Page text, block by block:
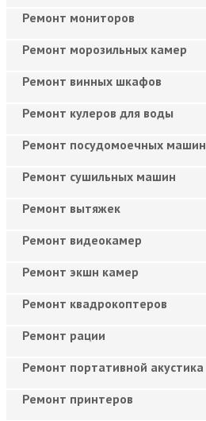
Ремонт мониторов
Ремонт морозильных камер
Ремонт винных шкафов
Ремонт кулеров для воды
Ремонт посудомоечных машин
Ремонт сушильных машин
Ремонт вытяжек
Ремонт видеокамер
Ремонт экшн камер
Ремонт квадрокоптеров
Ремонт рации
Ремонт портативной акустика
Ремонт принтеров